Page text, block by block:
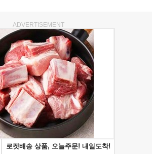
ADVERTISEMENT